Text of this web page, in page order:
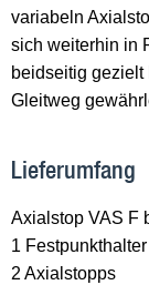
variabeln
sich weiterhin in
beidseitig
Gleitweg
Lieferumfang
Axialstop VAS F
1 Festpunkthalter
2 Axialstopps